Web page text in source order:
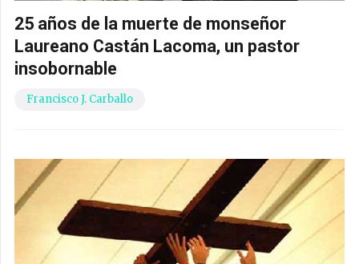
25 años de la muerte de monseñor
Laureano Castán Lacoma, un pastor
insobornable
Francisco J. Carballo